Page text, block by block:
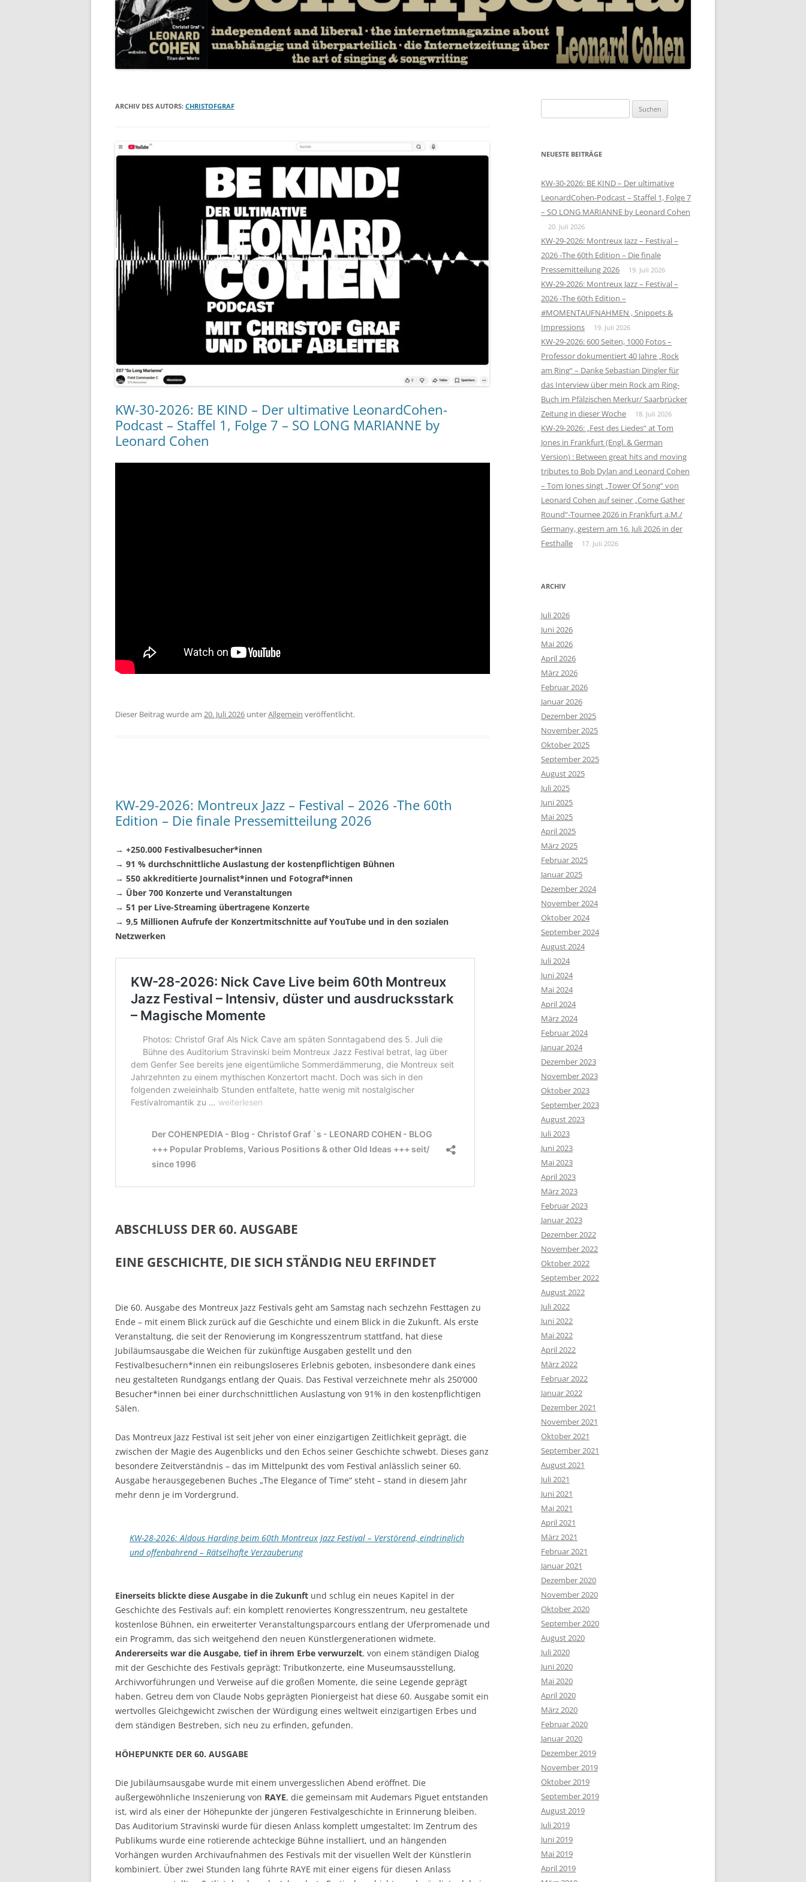
ARCHIV DES AUTORS: CHRISTOFGRAF
KW-30-2026: BE KIND – Der ultimative LeonardCohen-
Podcast – Staffel 1, Folge 7 – SO LONG MARIANNE by
Leonard Cohen
Dieser Beitrag wurde am 20. Juli 2026 unterAllgemein veröffentlicht.
KW-29-2026: Montreux Jazz – Festival – 2026 -The 60th
Edition – Die finale Pressemitteilung 2026
→ +250.000 Festivalbesucher*innen
→ 91 % durchschnittliche Auslastung der kostenpflichtigen Bühnen
→ 550 akkreditierte Journalist*innen und Fotograf*innen
→ Über 700 Konzerte und Veranstaltungen
→ 51 per Live-Streaming übertragene Konzerte
→ 9,5 Millionen Aufrufe der Konzertmitschnitte auf YouTube und in den sozialen
Netzwerken
ABSCHLUSS DER 60. AUSGABE
EINE GESCHICHTE, DIE SICH STÄNDIG NEU ERFINDET
Die 60. Ausgabe des Montreux Jazz Festivals geht am Samstag nach sechzehn Festtagen zu
Ende – mit einem Blick zurück auf die Geschichte und einem Blick in die Zukunft. Als erste
Veranstaltung, die seit der Renovierung im Kongresszentrum stattfand, hat diese
Jubiläumsausgabe die Weichen für zukünftige Ausgaben gestellt und den
Festivalbesuchern*innen ein reibungsloseres Erlebnis geboten, insbesondere dank eines
neu gestalteten Rundgangs entlang der Quais. Das Festival verzeichnete mehr als 250’000
Besucher*innen bei einer durchschnittlichen Auslastung von 91% in den kostenpflichtigen
Sälen.
Das Montreux Jazz Festival ist seit jeher von einer einzigartigen Zeitlichkeit geprägt, die
zwischen der Magie des Augenblicks und den Echos seiner Geschichte schwebt. Dieses ganz
besondere Zeitverständnis – das im Mittelpunkt des vom Festival anlässlich seiner 60.
Ausgabe herausgegebenen Buches „The Elegance of Time“ steht – stand in diesem Jahr
mehr denn je im Vordergrund.
KW-28-2026: Aldous Harding beim 60th Montreux Jazz Festival – Verstörend, eindringlich
und offenbahrend – Rätselhafte Verzauberung
Einerseits blickte diese Ausgabe in die Zukunft und schlug ein neues Kapitel in der
Geschichte des Festivals auf: ein komplett renoviertes Kongresszentrum, neu gestaltete
kostenlose Bühnen, ein erweiterter Veranstaltungsparcours entlang der Uferpromenade und
ein Programm, das sich weitgehend den neuen Künstlergenerationen widmete.
Andererseits war die Ausgabe, tief in ihrem Erbe verwurzelt, von einem ständigen Dialog
mit der Geschichte des Festivals geprägt: Tributkonzerte, eine Museumsausstellung,
Archivvorführungen und Verweise auf die großen Momente, die seine Legende geprägt
haben. Getreu dem von Claude Nobs geprägten Pioniergeist hat diese 60. Ausgabe somit ein
wertvolles Gleichgewicht zwischen der Würdigung eines weltweit einzigartigen Erbes und
dem ständigen Bestreben, sich neu zu erfinden, gefunden.
HÖHEPUNKTE DER 60. AUSGABE
Die Jubiläumsausgabe wurde mit einem unvergesslichen Abend eröffnet. Die
außergewöhnliche Inszenierung von RAYE, die gemeinsam mit Audemars Piguet entstanden
ist, wird als einer der Höhepunkte der jüngeren Festi­valgeschichte in Erinnerung bleiben.
Das Auditorium Stravinski wurde für diesen Anlass komplett umgestaltet: Im Zentrum des
Publikums wurde eine rotierende achteckige Bühne installiert, und an hängenden
Vorhängen wurden Archivaufnahmen des Festivals mit der visuellen Welt der Künstlerin
kombiniert. Über zwei Stunden lang führte RAYE mit einer eigens für diesen Anlass
nach:
NEUESTE BEITRÄGE
KW-30-2026: BE KIND – Der ultimative
LeonardCohen-Podcast – Staffel 1, Folge 7
– SO LONG MARIANNE by Leonard Cohen
20. Juli 2026
KW-29-2026: Montreux Jazz – Festival –
2026 -The 60th Edition – Die finale
Pressemitteilung 2026
19. Juli 2026
KW-29-2026: Montreux Jazz – Festival –
2026 -The 60th Edition –
#MOMENTAUFNAHMEN , Snippets &
Impressions
19. Juli 2026
KW-29-2026: 600 Seiten, 1000 Fotos –
Professor dokumentiert 40 Jahre „Rock
am Ring“ – Danke Sebastian Dingler für
das Interview über mein Rock am Ring-
Buch im Pfälzischen Merkur/ Saarbrücker
Zeitung in dieser Woche
18. Juli 2026
KW-29-2026: „Fest des Liedes“ at Tom
Jones in Frankfurt (Engl. & German
Version) : Between great hits and moving
tributes to Bob Dylan and Leonard Cohen
– Tom Jones singt „Tower Of Song“ von
Leonard Cohen auf seiner „Come Gather
Round“-Tournee 2026 in Frankfurt a.M./
Germany, gestern am 16. Juli 2026 in der
Festhalle
17. Juli 2026
ARCHIV
Juli 2026
Juni 2026
Mai 2026
April 2026
März 2026
Februar 2026
Januar 2026
Dezember 2025
November 2025
Oktober 2025
September 2025
August 2025
Juli 2025
Juni 2025
Mai 2025
April 2025
März 2025
Februar 2025
Januar 2025
Dezember 2024
November 2024
Oktober 2024
September 2024
August 2024
Juli 2024
Juni 2024
Mai 2024
April 2024
März 2024
Februar 2024
Januar 2024
Dezember 2023
November 2023
Oktober 2023
September 2023
August 2023
Juli 2023
Juni 2023
Mai 2023
April 2023
März 2023
Februar 2023
Januar 2023
Dezember 2022
November 2022
Oktober 2022
September 2022
August 2022
Juli 2022
Juni 2022
Mai 2022
April 2022
März 2022
Februar 2022
Januar 2022
Dezember 2021
November 2021
Oktober 2021
September 2021
August 2021
Juli 2021
Juni 2021
Mai 2021
April 2021
März 2021
Februar 2021
Januar 2021
Dezember 2020
November 2020
Oktober 2020
September 2020
August 2020
Juli 2020
Juni 2020
Mai 2020
April 2020
März 2020
Februar 2020
Januar 2020
Dezember 2019
November 2019
Oktober 2019
September 2019
August 2019
Juli 2019
Juni 2019
Mai 2019
April 2019